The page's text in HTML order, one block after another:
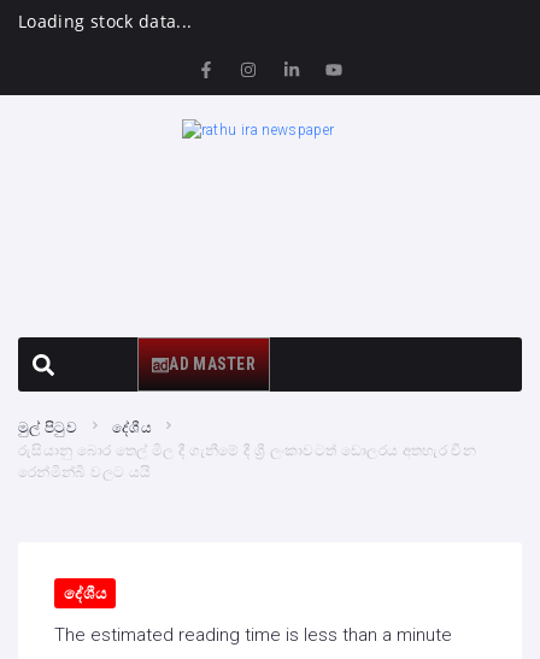
Loading stock data...
AD MASTER
මුල් පිටුව
දේශීය
රුසියානු බොර තෙල් මිල දී ගැනීමේ දී ශ්‍රී ලංකාවටත් ඩොලරය අතහැර චීන
රෙන්මින්බි වලට යයි
දේශීය
The estimated reading time is less than a minute